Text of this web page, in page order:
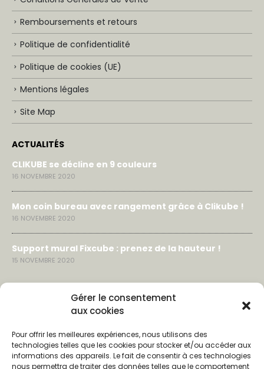
Gérer le consentement
aux cookies
Pour offrir les meilleures expériences, nous utilisons des
technologies telles que les cookies pour stocker et/ou accéder aux
informations des appareils. Le fait de consentir à ces technologies
nous permettra de traiter des données telles que le comportement
Remboursements et retours
Politique de confidentialité
Politique de cookies (UE)
Mentions légales
Site Map
ACTUALITÉS
CLIKUBE se décline en 9 couleurs
16 NOVEMBRE 2020
Mon coin bureau avec rangement grâce à Clikube !
16 NOVEMBRE 2020
Support mural Fixcube : prenez de la hauteur !
15 NOVEMBRE 2020
LIENS & CONTACTS
Partenaires